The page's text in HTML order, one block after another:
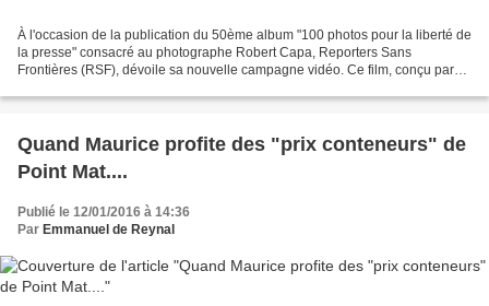
À l'occasion de la publication du 50ème album "100 photos pour la liberté de
la presse" consacré au photographe Robert Capa, Reporters Sans
Frontières (RSF), dévoile sa nouvelle campagne vidéo. Ce film, conçu par
Quand Maurice profite des "prix conteneurs" de
Point Mat....
Publié le 12/01/2016 à 14:36
Par Emmanuel de Reynal